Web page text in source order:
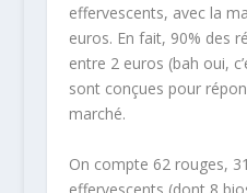
effervescents, avec la
euros. En fait, 90% des
entre 2 euros (bah oui,
sont conçues pour
marché.
On compte 62 rouges,
effervescents (dont 8